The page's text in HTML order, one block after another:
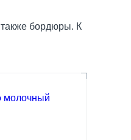
бордюры. К